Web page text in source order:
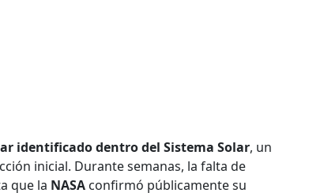
identificado dentro del Sistema Solar, un
inicial. Durante semanas, la falta de
que la NASA confirmó públicamente su